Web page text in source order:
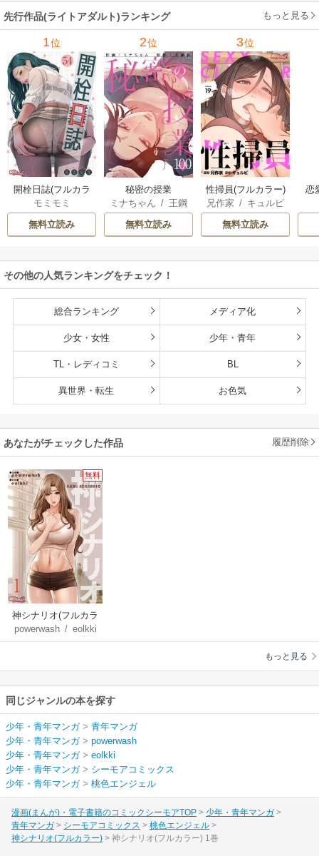
先行作品(ライトアダルト)ランキング もっと見る
1位
開栓日誌(フルカラ
ー)
モミモミ
無料立読み
2位
秘密の授業
ミナちゃん / 王鋼
鉄
無料立読み
3位
性掃員(フルカラー)
兄作家 / キュルピ
無料立読み
恋
その他の人気ランキングをチェック！
総合ランキング メディア化
少女・女性 少年・青年
TL・レディコミ BL
異世界・転生 お色気
あなたがチェックした作品 履歴削除
無料
神シナリオ(フルカラ
ー)
powerwash/ eolkki
もっと見る
同じジャンルの本を探す
少年・青年マンガ> 青年マンガ
少年・青年マンガ> powerwash
少年・青年マンガ> eolkki
少年・青年マンガ> シーモアコミックス
少年・青年マンガ> 桃色エンジェル
漫画(まんが)・電子書籍のコミックシーモアTOP
少年・青年マンガ
青年マンガ
シーモアコミックス
桃色エンジェル
神シナリオ(フルカラー)
神シナリオ(フルカラー) 1巻